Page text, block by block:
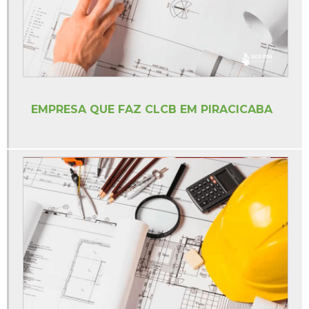
Licenciamento ambiental lp li lo
Orçamento pgr
Treinamentos segurança do trabalho ead
Valor estudo de impacto de vizinhança
Valor ltcat
Valor para fazer ltcat
Visita técnica de segurança do trabalho
Empresa de segurança do trabalho sp
Empresa de segurança do trabalho em americana
EMPRESA QUE FAZ CLCB EM PIRACICABA